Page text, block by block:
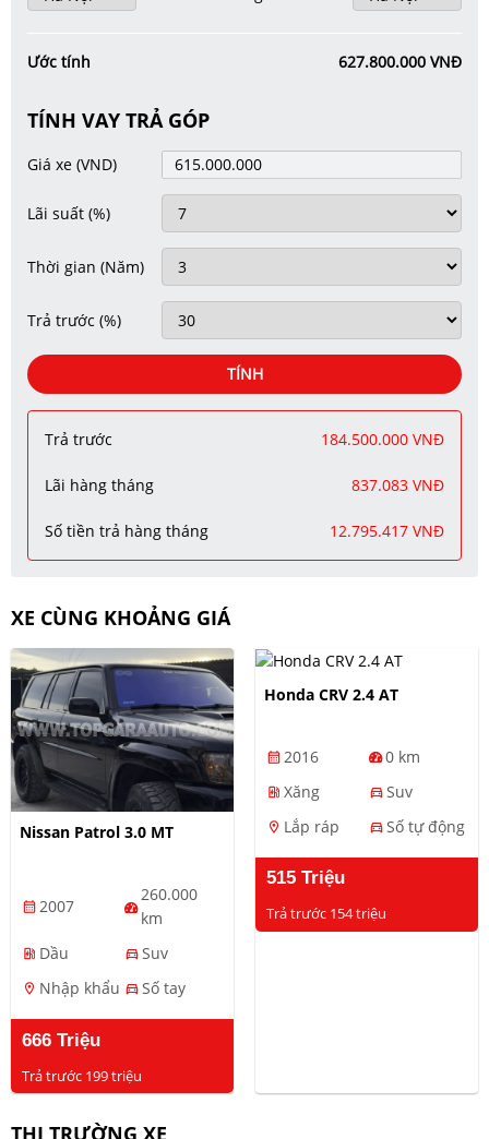
Ước tính 627.800.000 VNĐ
TÍNH VAY TRẢ GÓP
Giá xe (VND)
Lãi suất (%)
Thời gian (Năm)
Trả trước (%)
TÍNH
Trả trước 184.500.000 VNĐ
Lãi hàng tháng 837.083 VNĐ
Số tiền trả hàng tháng 12.795.417 VNĐ
XE CÙNG KHOẢNG GIÁ
Nissan Patrol 3.0 MT
calendar_month 2007
260.000
km
ev_station Dầu directions_car Suv
location_on Nhập khẩu directions_car Số tay
666 Triệu
Trả trước 199 triệu
Honda CRV 2.4 AT
calendar_month 2016 0 km
ev_station Xăng directions_car Suv
location_on Lắp ráp directions_car Số tự động
515 Triệu
Trả trước 154 triệu